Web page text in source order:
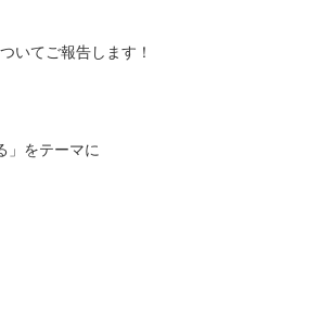
いてご報告します！
」をテーマに